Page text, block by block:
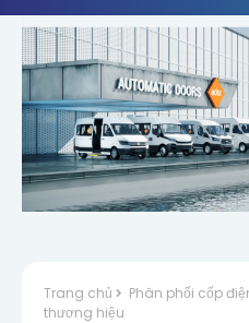
Trang chủ
Phân phối cốp
thương hiệu